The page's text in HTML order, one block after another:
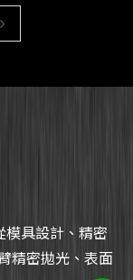
模具設計、精密
精密拋光、表面